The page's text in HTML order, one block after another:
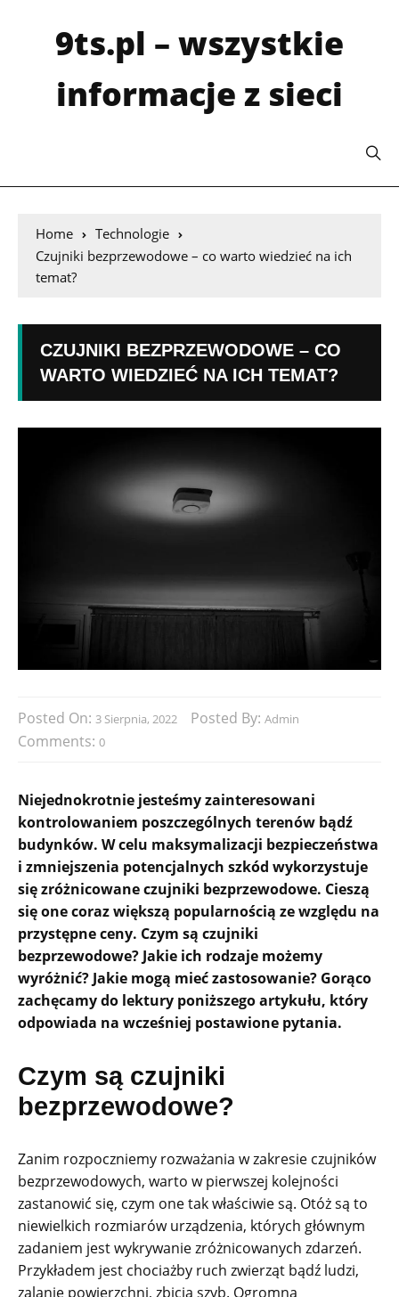
9ts.pl – wszystkie
informacje z sieci
Home
Technologie
Czujniki bezprzewodowe – co warto wiedzieć na ich
temat?
CZUJNIKI BEZPRZEWODOWE – CO
WARTO WIEDZIEĆ NA ICH TEMAT?
Posted On: 3 Sierpnia, 2022 Posted By: Admin
Comments: 0
Niejednokrotnie jesteśmy zainteresowani
kontrolowaniem poszczególnych terenów bądź
budynków. W celu maksymalizacji bezpieczeństwa
i zmniejszenia potencjalnych szkód wykorzystuje
się zróżnicowane czujniki bezprzewodowe. Cieszą
się one coraz większą popularnością ze względu na
przystępne ceny. Czym są czujniki
bezprzewodowe? Jakie ich rodzaje możemy
wyróżnić? Jakie mogą mieć zastosowanie? Gorąco
zachęcamy do lektury poniższego artykułu, który
odpowiada na wcześniej postawione pytania.
Czym są czujniki
bezprzewodowe?
Zanim rozpoczniemy rozważania w zakresie czujników
bezprzewodowych, warto w pierwszej kolejności
zastanowić się, czym one tak właściwie są. Otóż są to
niewielkich rozmiarów urządzenia, których głównym
zadaniem jest wykrywanie zróżnicowanych zdarzeń.
Przykładem jest chociażby ruch zwierząt bądź ludzi,
zalanie powierzchni, zbicia szyb. Ogromną